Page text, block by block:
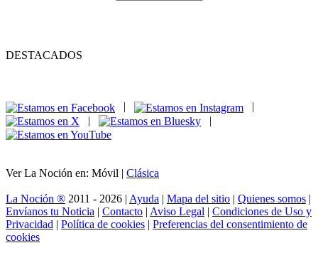
DESTACADOS
|
|
Ver La Noción en: Móvil | Clásica
La Noción ® 2011 - 2026 | Ayuda | Mapa del sitio | Quienes somos |
Envíanos tu Noticia | Contacto | Aviso Legal | Condiciones de Uso y
Privacidad | Política de cookies | Preferencias del consentimiento de
cookies